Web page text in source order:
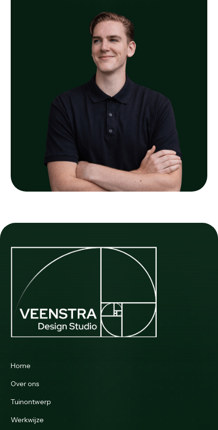
tuin. Zo ontstaat in Waddinxveen een groene
buitenruimte die aansluit op de woning en geschikt is
voor dagelijks gebruik, ontspanning en zicht vanuit
Home
Over ons
Tuinontwerp
Werkwijze